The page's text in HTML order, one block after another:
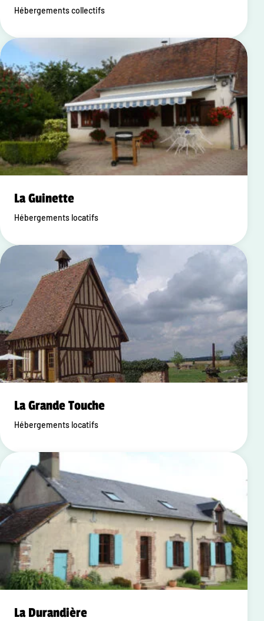
Hébergements collectifs
La Guinette
Hébergements locatifs
La Grande Touche
Hébergements locatifs
La Durandière